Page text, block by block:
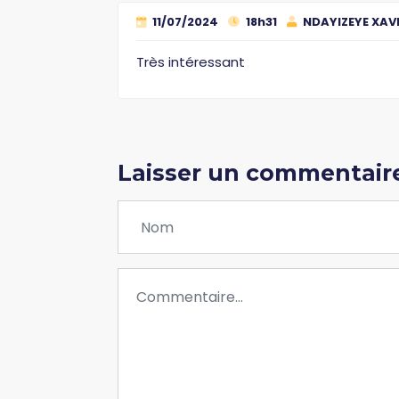
11/07/2024 18h31 NDAYIZEYE
Très intéressant
Laisser un